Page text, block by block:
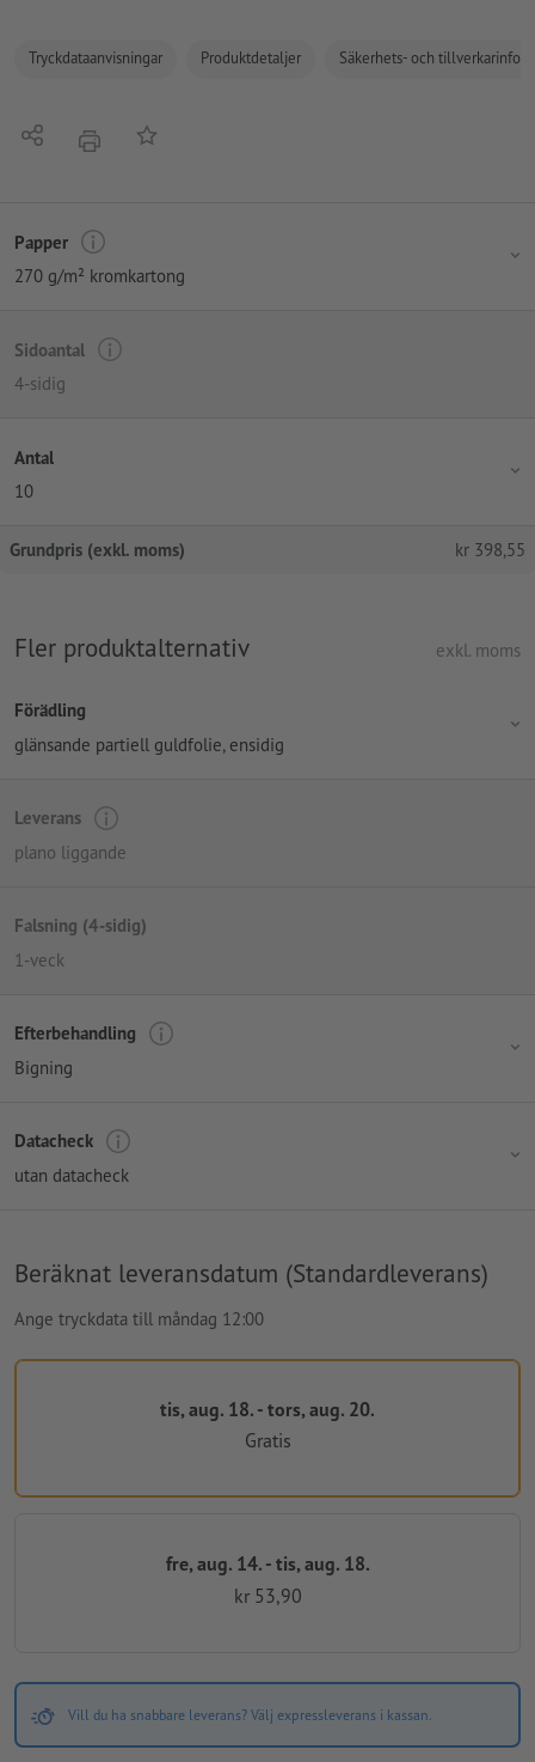
Tryckdataanvisningar Produktdetaljer Säkerhets- och
Dela erbjudandePå anteckningslistan
Papper
270 g/m² kromkartong
Sidoantal
4-sidig
Antal
10
Grundpris (exkl. moms) kr 398,55
Fler produktalternativ exkl. moms
Förädling
glänsande partiell guldfolie, ensidig
Leverans
plano liggande
Falsning (4-sidig)
1-veck
Efterbehandling
Bigning
Datacheck
utan datacheck
Beräknat leveransdatum (Standardleverans)
Ange tryckdata till måndag 12:00
tis, aug. 18. - tors, aug. 20.
Gratis
fre, aug. 14. - tis, aug. 18.
kr 53,90
Vill du ha snabbare leverans? Välj expressleverans i kassan.